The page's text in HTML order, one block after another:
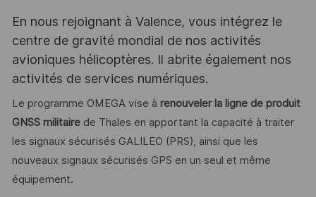
En nous rejoignant à Valence, vous intégrez le
centre de gravité mondial de nos activités
avioniques hélicoptères. Il abrite également nos
activités de services numériques.
Le programme OMEGA vise à renouveler la ligne de produit
GNSS militairede Thales en apportant la capacité à traiter
les signaux sécurisés GALILEO (PRS), ainsi que les
nouveaux signaux sécurisés GPS en un seul et même
équipement.